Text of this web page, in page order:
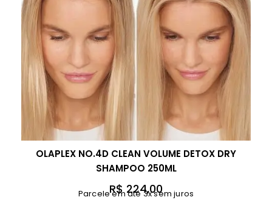
a
2
2
5
,
$
1
8
0
0
0
.
OLAPLEX NO.4D CLEAN VOLUME DETOX DRY
SHAMPOO 250ML
R$224,00
Parcele em até 3x sem juros